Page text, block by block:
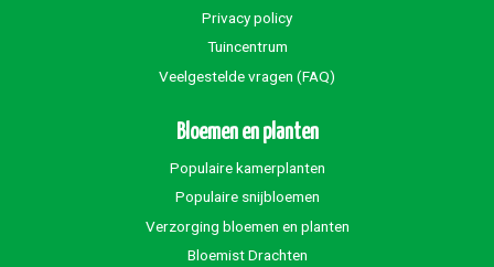
Privacy policy
Tuincentrum
Veelgestelde vragen (FAQ)
Bloemen en planten
Populaire kamerplanten
Populaire snijbloemen
Verzorging bloemen en planten
Bloemist Drachten